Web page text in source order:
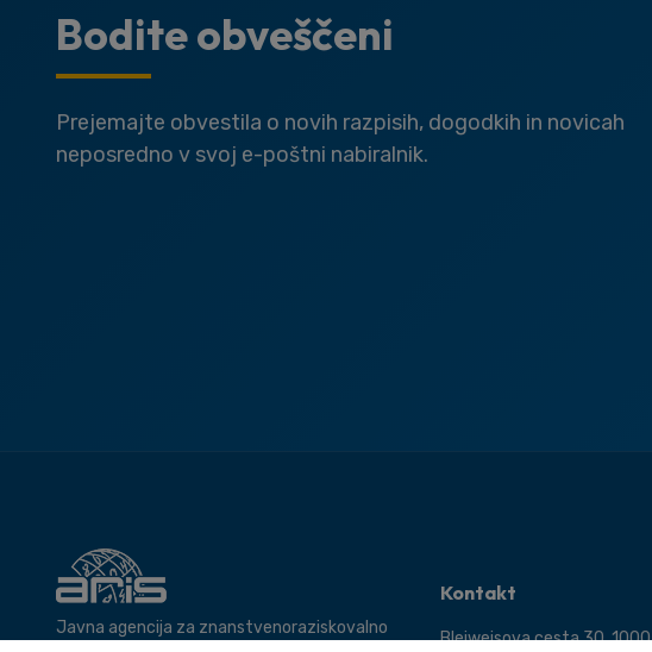
Bodite obveščeni
Prejemajte obvestila o novih razpisih, dogodkih in novicah
neposredno v svoj e-poštni nabiralnik.
Javna agencija za znanstvenoraziskovalno
Kontakt
Bleiweisova cesta 30, 1000